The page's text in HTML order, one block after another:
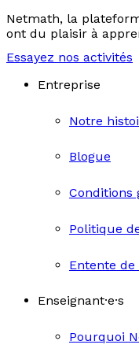
Netmath, la
ont du plaisir à
Essayez nos activités
Entreprise
Notre
Blogue
Conditions
Politique
Entente de
Enseignant·e·s
Pourquoi